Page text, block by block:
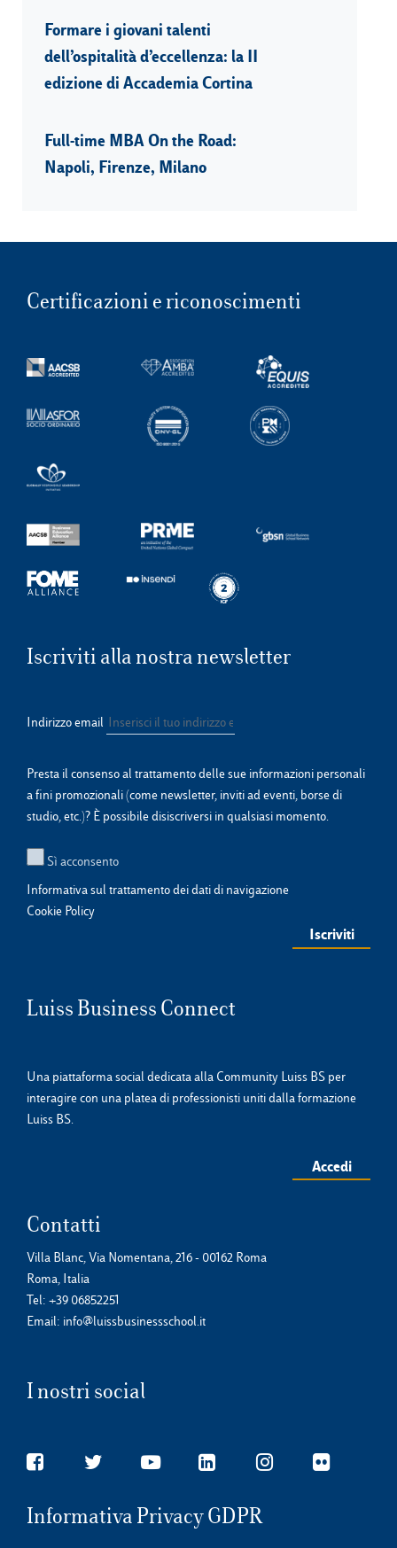
Formare i giovani talenti
dell’ospitalità d’eccellenza: la II
edizione di Accademia Cortina
Full-time MBA On the Road:
Napoli, Firenze, Milano
Certificazioni e riconoscimenti
Iscriviti alla nostra newsletter
Indirizzo email
Presta il consenso al trattamento delle sue informazioni personali
a fini promozionali (come newsletter, inviti ad eventi, borse di
studio, etc.)? È possibile disiscriversi in qualsiasi momento.
Sì acconsento
Informativa sul trattamento dei dati di navigazione
Cookie Policy
Luiss Business Connect
Una piattaforma social dedicata alla Community Luiss BS per
interagire con una platea di professionisti uniti dalla formazione
Luiss BS.
Accedi
Contatti
Villa Blanc, Via Nomentana, 216 - 00162 Roma
Roma, Italia
Tel: +39 06852251
Email: info@luissbusinessschool.it
I nostri social
Informativa Privacy GDPR